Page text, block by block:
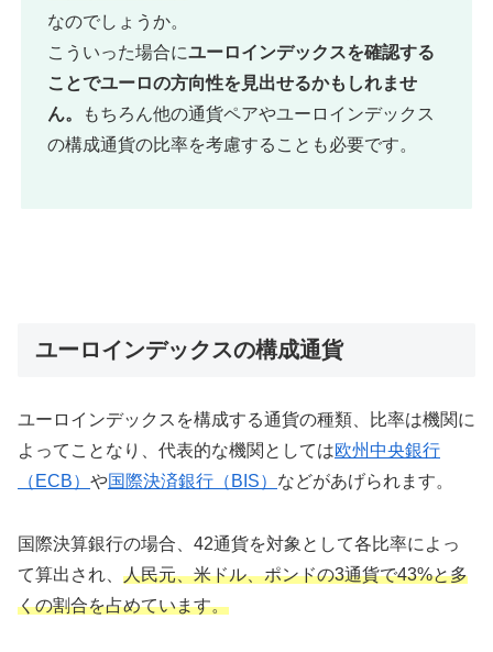
なのでしょうか。
こういった場合にユーロインデックスを確認する
ことでユーロの方向性を見出せるかもしれませ
ん。
もちろん他の通貨ペアやユーロインデックス
の構成通貨の比率を考慮することも必要です。
ユーロインデックスの構成通貨
ユーロインデックスを構成する通貨の種類、比率は機関に
よってことなり、代表的な機関としては欧州中央銀行
（ECB） や国際決済銀行（BIS） などがあげられます。
国際決算銀行の場合、42通貨を対象として各比率によっ
て算出され、 人民元、米ドル、ポンドの3通貨で43%と多
くの割合を占めています。